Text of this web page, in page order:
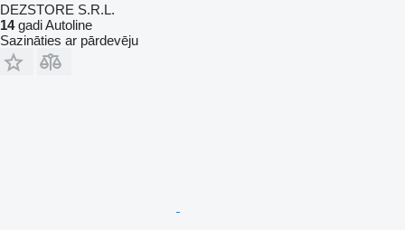
DEZSTORE S.R.L.
14gadi Autoline
Sazināties ar pārdevēju